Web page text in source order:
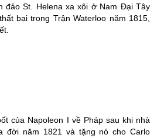
đảo St. Helena xa xôi ở Nam Đại Tây
bại trong Trận Waterloo năm 1815,
của Napoleon I về Pháp sau khi nhà
đời năm 1821 và tặng nó cho Carlo